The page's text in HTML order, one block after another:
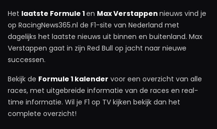
Het laatste Formule 1en Max Verstappen nieuws vind je
op RacingNews365.nl de F1-site van Nederland met
dagelijks het laatste nieuws uit binnen en buitenland. Max
Verstappen gaat in zijn Red Bull op jacht naar nieuwe
successen.
Bekijk de Formule 1 kalender voor een overzicht van alle
races, met uitgebreide informatie van de races en real-
time informatie. Wil je F1 op TV kijken bekijk dan het
complete overzicht!